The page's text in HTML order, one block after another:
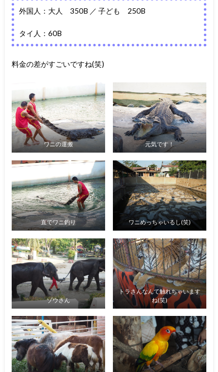
外国人：大人 350B ／ 子ども 250B
タイ人：60B
料金の差がすごいですね(笑)
ワニの運搬 元気です！
直でワニ釣り ワニめっちゃいるし(笑)
ゾウさん
トラさんなんて触れちゃいます
ね(笑)